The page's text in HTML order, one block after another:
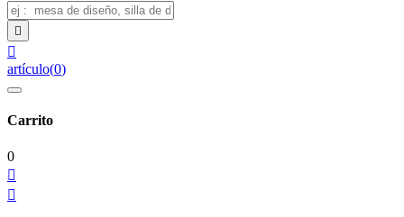


artículo(0)
Carrito
0

